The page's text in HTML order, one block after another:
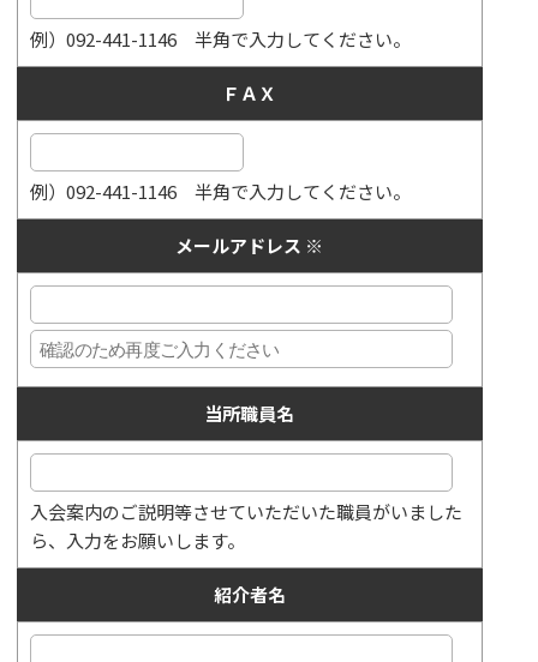
例）092-441-1146 半角で入力してください。
ＦＡＸ
例）092-441-1146 半角で入力してください。
メールアドレス ※
当所職員名
入会案内のご説明等させていただいた職員がいました
ら、入力をお願いします。
紹介者名